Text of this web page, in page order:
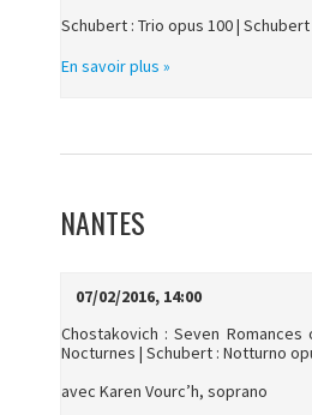
Schubert : Trio opus 100 |
En savoir plus »
NANTES
07/02/2016, 14:00
Chostakovich : Seven Romances
Nocturnes | Schubert : Notturno
avec Karen Vourc’h, soprano